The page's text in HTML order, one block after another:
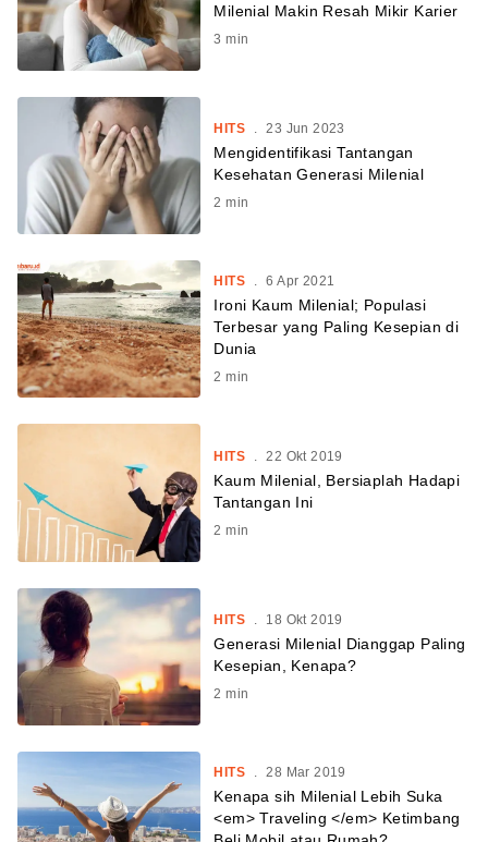
Milenial Makin Resah Mikir Karier
3 min
HITS . 23 Jun 2023
Mengidentifikasi Tantangan
Kesehatan Generasi Milenial
2 min
HITS . 6 Apr 2021
Ironi Kaum Milenial; Populasi
Terbesar yang Paling Kesepian di
Dunia
2 min
HITS 22 Okt 2019
Kaum Milenial, Bersiaplah Hadapi
Tantangan Ini
2 min
HITS 18 Okt 2019
Generasi Milenial Dianggap Paling
Kesepian, Kenapa?
2 min
HITS . 28 Mar 2019
Kenapa sih Milenial Lebih Suka
<em> Traveling </em> Ketimbang